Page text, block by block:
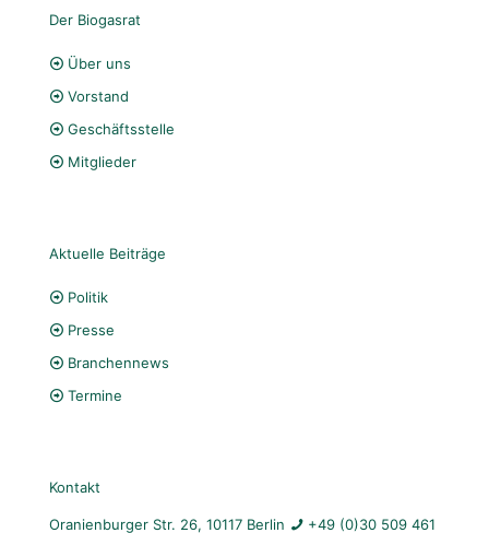
Der Biogasrat
Über uns
Vorstand
Geschäftsstelle
Mitglieder
Aktuelle Beiträge
Politik
Presse
Branchennews
Termine
Kontakt
Oranienburger Str. 26, 10117 Berlin +49 (0)30 509 461